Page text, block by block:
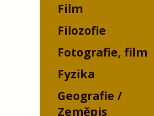
Film
Filozofie
Fotografie, film
Fyzika
Geografie /
Zeměpis